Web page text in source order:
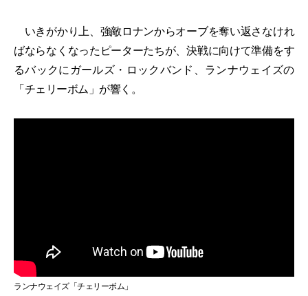
いきがかり上、強敵ロナンからオーブを奪い返さなけれ
ばならなくなったピーターたちが、決戦に向けて準備をす
るバックにガールズ・ロックバンド、ランナウェイズの
「チェリーボム」が響く。
ランナウェイズ「チェリーボム」